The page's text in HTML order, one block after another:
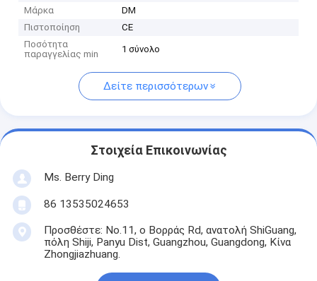
Μάρκα
DM
Πιστοποίηση
CE
Ποσότητα
παραγγελίας min
1 σύνολο
Δείτε περισσότερων
Στοιχεία Επικοινωνίας
Ms. Berry Ding
86 13535024653
Προσθέστε: No.11, ο Βορράς Rd, ανατολή ShiGuang,
πόλη Shiji, Panyu Dist, Guangzhou, Guangdong, Κίνα
Zhongjiazhuang.